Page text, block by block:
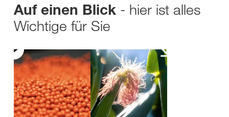
Auf einen Blick - hier ist alles
Wichtige für Sie